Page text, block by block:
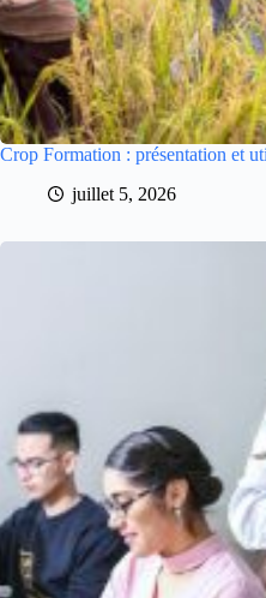
Crop Formation : présentation et
juillet 5, 2026